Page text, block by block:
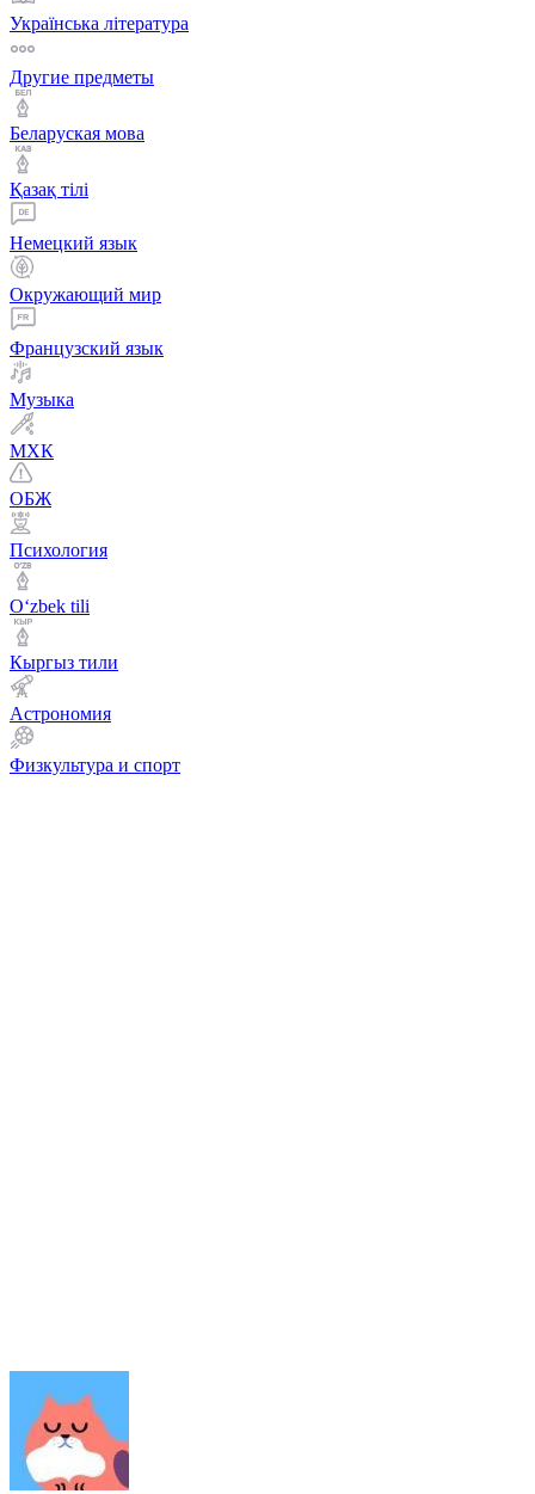
Українська література
Другие предметы
Беларуская мова
Қазақ тiлi
Немецкий язык
Окружающий мир
Французский язык
Музыка
МХК
ОБЖ
Психология
Оʻzbek tili
Кыргыз тили
Астрономия
Физкультура и спорт